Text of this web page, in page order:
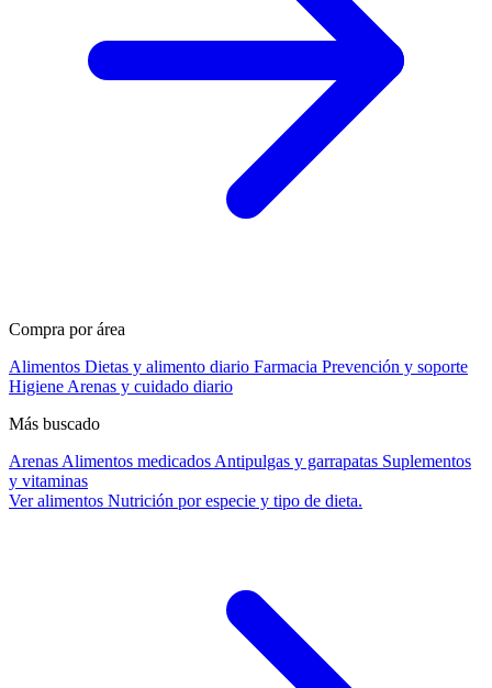
Compra por área
Alimentos Dietas y alimento diario Farmacia Prevención y soporte
Higiene Arenas y cuidado diario
Más buscado
Arenas Alimentos medicados Antipulgas y garrapatas Suplementos
y vitaminas
Ver alimentos Nutrición por especie y tipo de dieta.